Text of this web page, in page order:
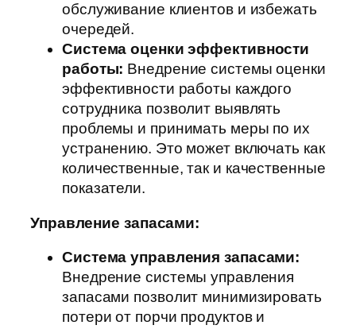
обслуживание клиентов и избежать
очередей.
Система оценки эффективности
работы: Внедрение системы оценки
эффективности работы каждого
сотрудника позволит выявлять
проблемы и принимать меры по их
устранению. Это может включать как
количественные, так и качественные
показатели.
Управление запасами:
Система управления запасами:
Внедрение системы управления
запасами позволит минимизировать
потери от порчи продуктов и